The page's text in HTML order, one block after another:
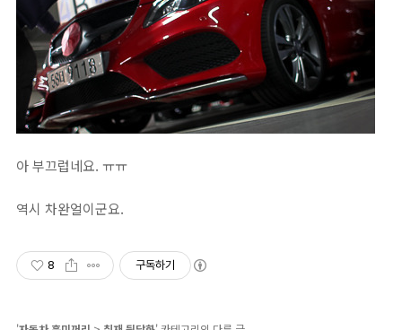
아 부끄럽네요. ㅠㅠ
역시 차완얼이군요.
8 구독하기